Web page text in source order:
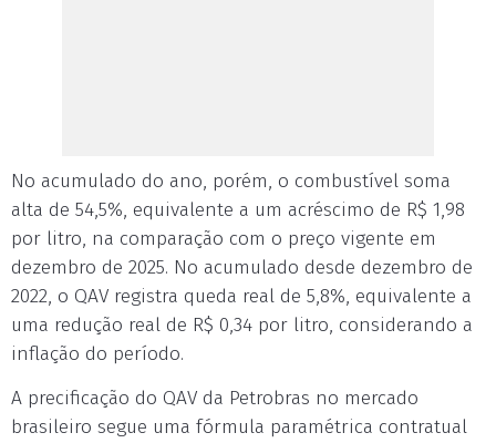
No acumulado do ano, porém, o combustível soma
alta de 54,5%, equivalente a um acréscimo de R$ 1,98
por litro, na comparação com o preço vigente em
dezembro de 2025. No acumulado desde dezembro de
2022, o QAV registra queda real de 5,8%, equivalente a
uma redução real de R$ 0,34 por litro, considerando a
inflação do período.
A precificação do QAV da Petrobras no mercado
brasileiro segue uma fórmula paramétrica contratual